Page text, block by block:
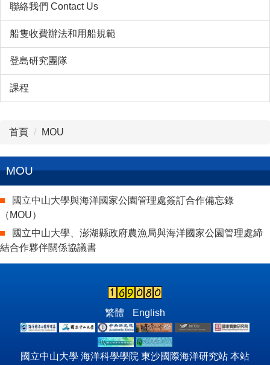
聯絡我們 Contact Us
船隻收費辦法和用船規範
登島研究團隊
課程
首頁 MOU
MOU
國立中山大學與海洋國家公園管理處簽訂合作備忘錄
（MOU）
國立中山大學、澎湖縣政府農漁局與海洋國家公園管理處締
結合作夥伴關係協議書
繁體 English
國立中山大學 海洋科學學院 東沙國際海洋研究站 本站